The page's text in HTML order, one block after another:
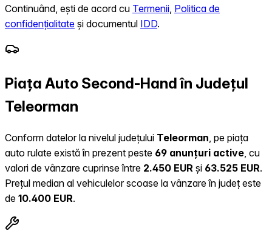
Continuând, ești de acord cu Termenii Politica de
confidențialitate și documentul IDD.
Piața Auto Second-Hand în Județul
Teleorman
Conform datelor la nivelul județului Teleorman , pe piața
auto rulate există în prezent peste 69 anunțuri active , cu
valori de vânzare cuprinse între 2.450 EUR și 63.525 EUR.
Prețul median al vehiculelor scoase la vânzare în județ este
de 10.400 EUR.